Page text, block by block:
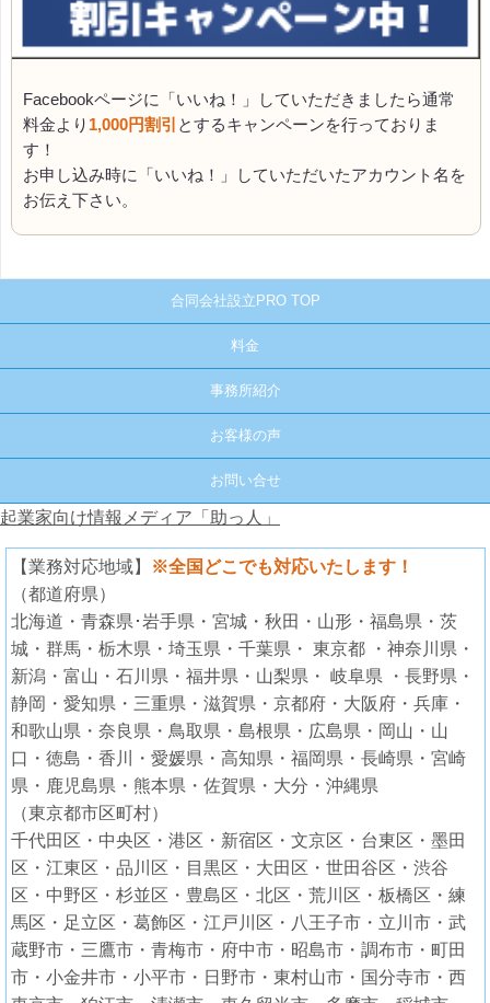
Facebookページに「いいね！」していただきましたら通常
料金より 1,000円割引 とするキャンペーンを行っておりま
す！
お申し込み時に「いいね！」していただいたアカウント名を
お伝え下さい。
合同会社設立PRO TOP
料金
事務所紹介
お客様の声
お問い合せ
起業家向け情報メディア「助っ人」
【業務対応地域】
※全国どこでも対応いたします！
（都道府県）
北海道・青森県･岩手県・宮城・秋田・山形・福島県・茨
城・群馬・栃木県・埼玉県・千葉県・ 東京都 ・神奈川県・
新潟・富山・石川県・福井県・山梨県・ 岐阜県 ・長野県・
静岡・愛知県・三重県・滋賀県・京都府・大阪府・兵庫・
和歌山県・奈良県・鳥取県・島根県・広島県・岡山・山
口・徳島・香川・愛媛県・高知県・福岡県・長崎県・宮崎
県・鹿児島県・熊本県・佐賀県・大分・沖縄県
（東京都市区町村）
千代田区・中央区・港区・新宿区・文京区・台東区・墨田
区・江東区・品川区・目黒区・大田区・世田谷区・渋谷
区・中野区・杉並区・豊島区・北区・荒川区・板橋区・練
馬区・足立区・葛飾区・江戸川区・八王子市・立川市・武
蔵野市・三鷹市・青梅市・府中市・昭島市・調布市・町田
市・小金井市・小平市・日野市・東村山市・国分寺市・西